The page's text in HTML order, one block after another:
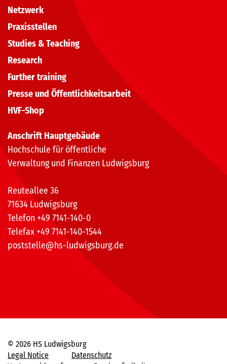
Netzwerk
Praxisstellen
Studies & Teaching
Research
Further training
Presse und Öffentlichkeitsarbeit
HVF-Shop
Anschrift Hauptgebäude
Hochschule für öffentliche
Verwaltung und Finanzen Ludwigsburg
Reuteallee 36
71634 Ludwigsburg
Telefon +49 7141-140-0
Telefax +49 7141-140-1544
poststelle@hs-ludwigsburg.de
© 2026 HS Ludwigsburg
Legal Notice
Datenschutz